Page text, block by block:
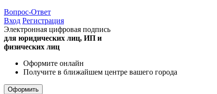
Вопрос-Ответ
Вход Регистрация
Электронная цифровая подпись
для юридических лиц, ИП и
физических лиц
Оформите онлайн
Получите в ближайшем центре вашего города
Оформить